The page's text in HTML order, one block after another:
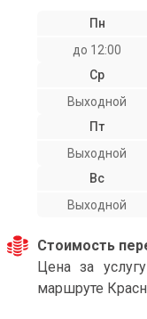
Пн
до 12:00
Ср
Выходной
Пт
Выходной
Вс
Выходной
Стоимость
Цена за
маршруте